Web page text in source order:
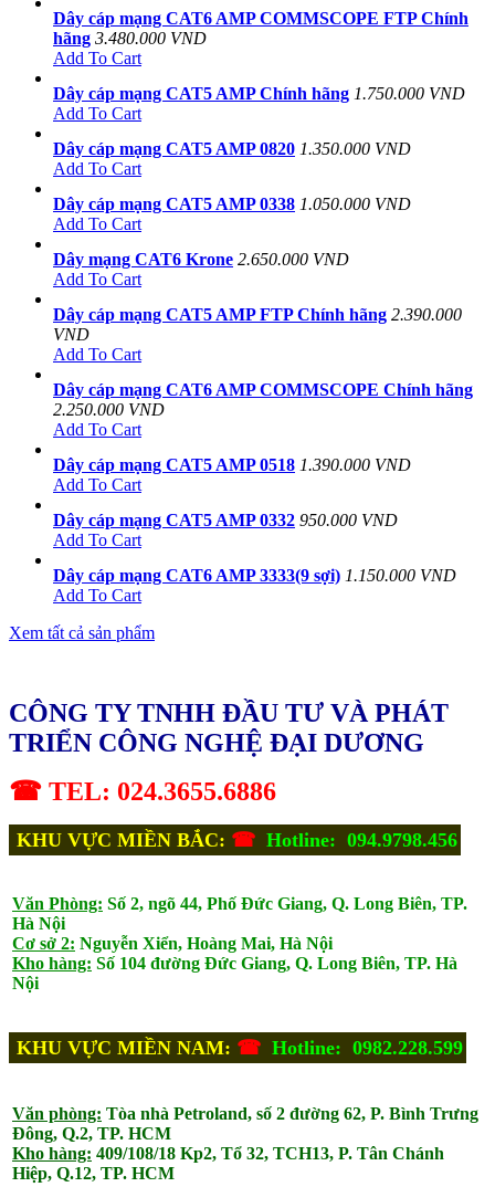
Dây cáp mạng CAT6 AMP COMMSCOPE FTP Chính
hãng 3.480.000 VND
Add To Cart
Dây cáp mạng CAT5 AMP Chính hãng 1.750.000 VND
Add To Cart
Dây cáp mạng CAT5 AMP 0820 1.350.000 VND
Add To Cart
Dây cáp mạng CAT5 AMP 0338 1.050.000 VND
Add To Cart
Dây mạng CAT6 Krone 2.650.000 VND
Add To Cart
Dây cáp mạng CAT5 AMP FTP Chính hãng 2.390.000
VND
Add To Cart
Dây cáp mạng CAT6 AMP COMMSCOPE Chính hãng
2.250.000 VND
Add To Cart
Dây cáp mạng CAT5 AMP 0518 1.390.000 VND
Add To Cart
Dây cáp mạng CAT5 AMP 0332 950.000 VND
Add To Cart
Dây cáp mạng CAT6 AMP 3333(9 sợi) 1.150.000 VND
Add To Cart
Xem tất cả sản phẩm
CÔNG TY TNHH ĐẦU TƯ VÀ PHÁT
TRIỂN CÔNG NGHỆ ĐẠI DƯƠNG
☎ TEL: 024.3655.6886
KHU VỰC MIỀN BẮC: ☎ Hotline: 094.9798.456
Văn Phòng: Số 2, ngõ 44, Phố Đức Giang, Q. Long Biên, TP.
Hà Nội
Cơ sở 2: Nguyễn Xiển, Hoàng Mai, Hà Nội
Kho hàng: Số 104 đường Đức Giang, Q. Long Biên, TP. Hà
Nội
KHU VỰC MIỀN NAM: ☎ Hotline: 0982.228.599
Văn phòng: Tòa nhà Petroland, số 2 đường 62, P. Bình Trưng
Đông, Q.2, TP. HCM
Kho hàng: 409/108/18 Kp2, Tổ 32, TCH13, P. Tân Chánh
Hiệp, Q.12, TP. HCM